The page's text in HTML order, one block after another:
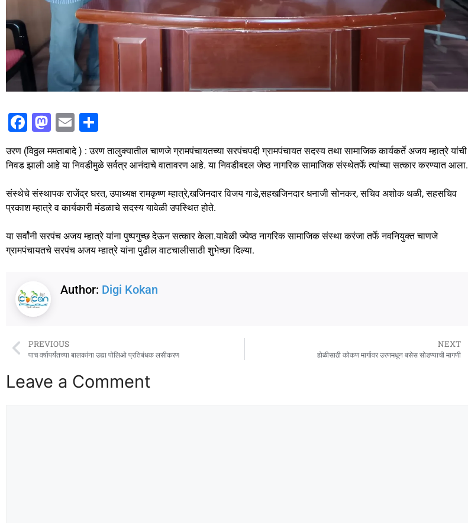
F
a
c
b
o
o
k
M
st
d
o
n
E
m
ai ar
उरण (विठ्ठल ममताबादे ) : उरण तालुक्यातील चाणजे ग्रामपंचायतच्या सरपंचपदी ग्रामपंचायत सदस्य तथा सामाजिक कार्यकर्ते अजय म्हात्रे यांची
निवड झाली आहे या निवडीमुळे सर्वत्र आनंदाचे वातावरण आहे. या निवडीबद्दल जेष्ठ नागरिक सामाजिक संस्थेतर्फे त्यांच्या सत्कार करण्यात आला.
संस्थेचे संस्थापक राजेंद्र घरत, उपाध्यक्ष रामकृष्ण म्हात्रे,खजिनदार विजय गाडे,सहखजिनदार धनाजी सोनकर, सचिव अशोक थळी, सहसचिव
प्रकाश म्हात्रे व कार्यकारी मंडळाचे सदस्य यावेळी उपस्थित होते.
या सर्वांनी सरपंच अजय म्हात्रे यांना पुष्पगुच्छ देऊन सत्कार केला.यावेळी ज्येष्ठ नागरिक सामाजिक संस्था करंजा तर्फे नवनियुक्त चाणजे
ग्रामपंचायतचे सरपंच अजय म्हात्रे यांना पुढील वाटचालीसाठी शुभेच्छा दिल्या.
Author: Digi Kokan
PREVIOUS
पाच वर्षापर्यंतच्या बालकांना उद्या पोलिओ प्रतिबंधक लसीकरण
NEXT
होळीसाठी कोकण मार्गावर उरणमधून बसेस सोडण्याची मागणी
Leave a Comment